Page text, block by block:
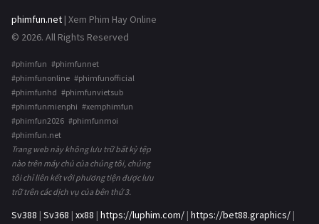
phimfun.net | Xem Phim Hay Online
© 2026. All Rights Reserved
#phimfun #phimfunnet
#phimfunonline #phimfunofficial
#phimfunhd #phimfunvietsub
#phimfunmienphi #xemphimfun
#phimfun2026 #phimfunmoi
#phimfun.net
Trang web này không lưu trữ bất kỳ tệp
nào trên máy chủ của chúng tôi, chúng
tôi chỉ liên kết với phương tiện được lưu
trữ trên các dịch vụ của bên thứ 3.
Sv388 | Sv368 | xx88 | https://luphim.com/ | https://bet88.graphics/ |